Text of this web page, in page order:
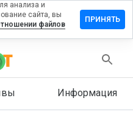
Информация
анализа и
сайта, вы
файлов
ПРИНЯТЬ